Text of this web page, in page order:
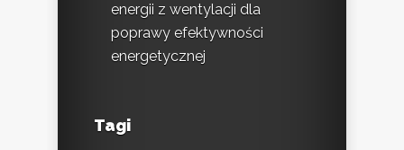
energii z wentylacji dla
poprawy efektywności
energetycznej
Tagi